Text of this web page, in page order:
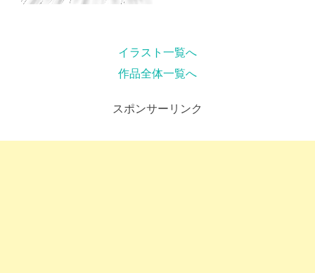
イラスト一覧へ
作品全体一覧へ
スポンサーリンク